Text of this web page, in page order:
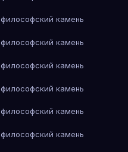
камень
камень
камень
камень
камень
камень